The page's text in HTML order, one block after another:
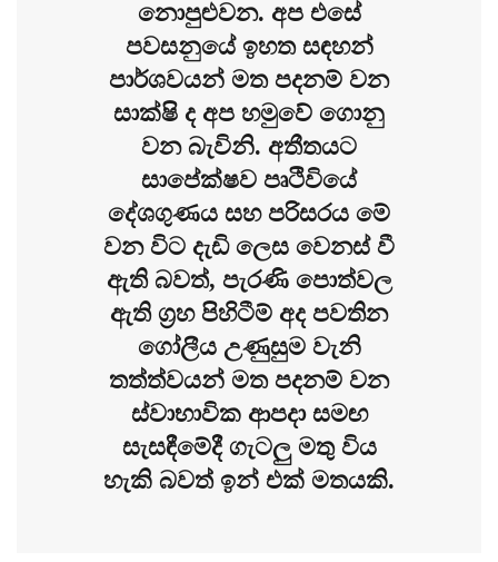
නොපුළුවන. අප එසේ
පවසනුයේ ඉහත සඳහන්
පාර්ශවයන් මත පදනම් වන
සාක්ෂි ද අප හමුවේ ගොනු
වන බැවිනි. අතීතයට
සාපේක්ෂව පෘථිවියේ
දේශගුණය සහ පරිසරය මේ
වන විට දැඩි ලෙස වෙනස් වී
ඇති බවත්, පැරණි පොත්වල
ඇති ග්‍රහ පිහිටීම් අද පවතින
ගෝලීය උණුසුම වැනි
තත්ත්වයන් මත පදනම් වන
ස්වාභාවික ආපදා සමඟ
සැසඳීමේදී ගැටලු මතු විය
හැකි බවත් ඉන් එක් මතයකි.